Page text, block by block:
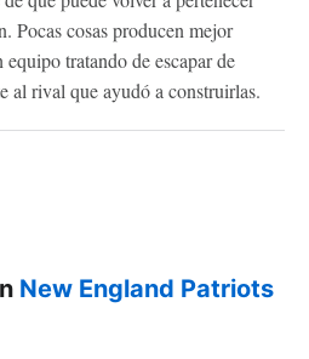
Pocas cosas producen mejor
tratando de escapar de
al rival que ayudó a construirlas.
New England Patriots